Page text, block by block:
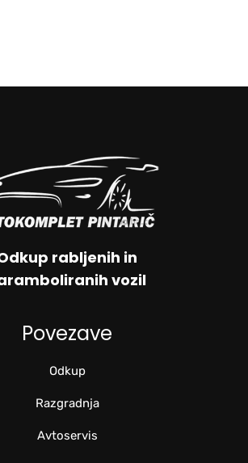
rabljenih in
vozil
Povezave
Odkup
Razgradnja
Avtoservis